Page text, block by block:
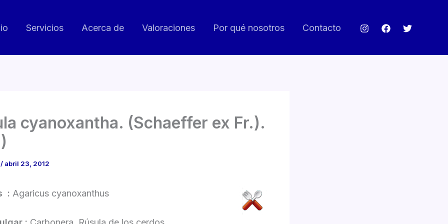
Servicios Acerca de Valoraciones Por qué nosotros Contacto
cyanoxantha. (Schaeffer ex Fr.).
/ abril 23, 2012
: Agaricus cyanoxanthus